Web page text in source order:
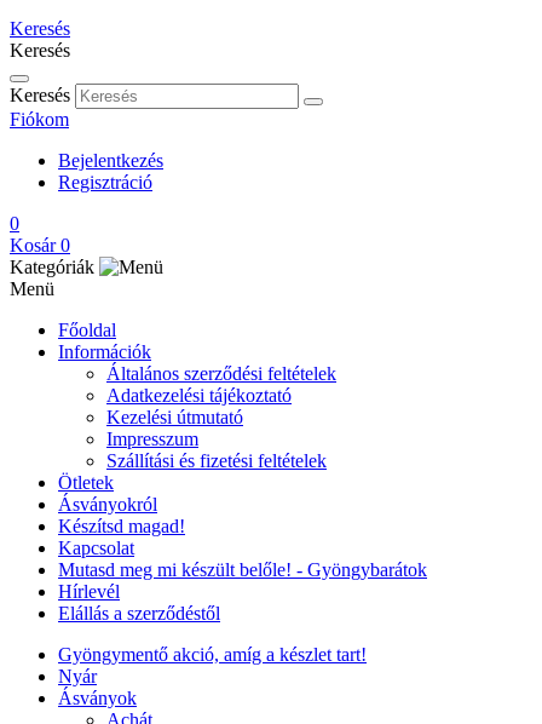
Keresés
Keresés
Keresés
Fiókom
Bejelentkezés
Regisztráció
0
Kosár 0
Kategóriák
Menü
Főoldal
Információk
Általános szerződési feltételek
Adatkezelési tájékoztató
Kezelési útmutató
Impresszum
Szállítási és fizetési feltételek
Ötletek
Ásványokról
Készítsd magad!
Kapcsolat
Mutasd meg mi készült belőle! - Gyöngybarátok
Hírlevél
Elállás a szerződéstől
Gyöngymentő akció, amíg a készlet tart!
Nyár
Ásványok